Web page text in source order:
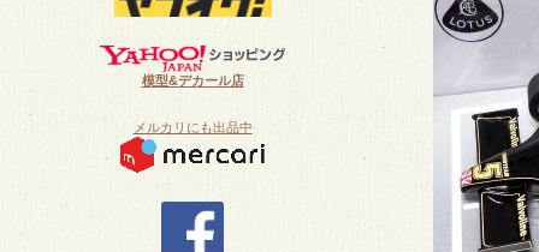
模型&デカール店
メルカリにも出品中